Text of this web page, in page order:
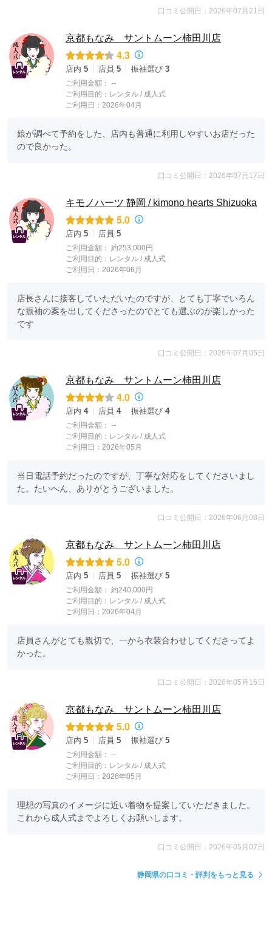
口コミ公開日：2026年07月21日
京都もなみ サントムーン柿田川店
4.3
店内 5 店員 5 振袖選び 3
ご利用金額： --
ご利用目的： レンタル / 成人式
ご利用日：2026年04月
娘が調べて予約をした、店内も普通に利用しやすいお店だった
ので良かった。
口コミ公開日：2026年07月17日
キモノハーツ 静岡 / kimono hearts Shizuoka
5.0
店内 5 店員 5
ご利用金額： 約253,000円
ご利用目的： レンタル / 成人式
ご利用日：2026年06月
店長さんに接客していただいたのですが、とても丁寧でいろん
な振袖の案を出してくださったのでとても選ぶのが楽しかった
です
口コミ公開日：2026年07月05日
京都もなみ サントムーン柿田川店
4.0
店内 4 店員 4 振袖選び 4
ご利用金額： --
ご利用目的： レンタル / 成人式
ご利用日：2026年05月
当日電話予約だったのですが、丁寧な対応をしてくださいまし
た。たいへん、ありがとうございました。
口コミ公開日：2026年06月08日
京都もなみ サントムーン柿田川店
5.0
店内 5 店員 5 振袖選び 5
ご利用金額： 約240,000円
ご利用目的： レンタル / 成人式
ご利用日：2026年04月
店員さんがとても親切で、一から衣装合わせしてくださってよ
かった。
口コミ公開日：2026年05月16日
京都もなみ サントムーン柿田川店
5.0
店内 5 店員 5 振袖選び 5
ご利用金額： --
ご利用目的： レンタル / 成人式
ご利用日：2026年05月
理想の写真のイメージに近い着物を提案していただきました。
これから成人式までよろしくお願いします。
口コミ公開日：2026年05月07日
静岡県の口コミ・評判をもっと見る